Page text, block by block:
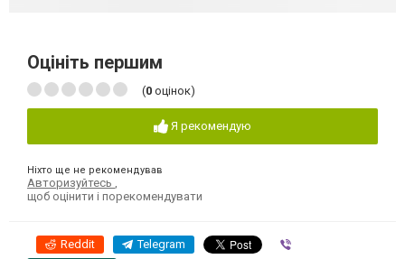
Оцініть першим
(0 оцінок)
Я рекомендую
Ніхто ще не рекомендував
Авторизуйтесь ,
щоб оцінити і порекомендувати
Reddit Telegram